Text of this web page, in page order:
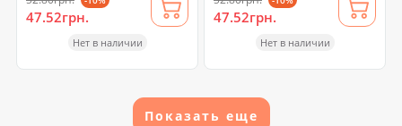
47.52грн.
Нет в наличии
47.52грн.
Нет в наличии
Показать еще